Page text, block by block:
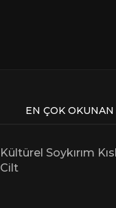
EN ÇOK
Kültürel Soykırım
Cilt